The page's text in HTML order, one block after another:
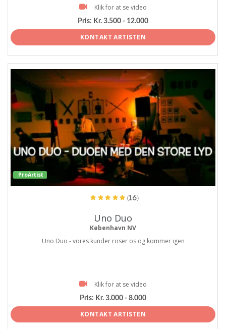
Klik for at se video
Pris: Kr. 3.500 - 12.000
KONTAKT ARTISTEN
ProArtist
(16)
Uno Duo
København NV
Uno Duo - vores kunder roser os og kommer igen
Klik for at se video
Pris: Kr. 3.000 - 8.000
KONTAKT ARTISTEN